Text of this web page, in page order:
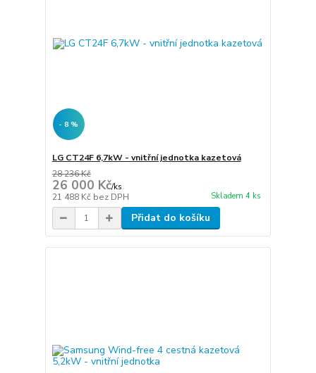
- 8 %
LG CT24F 6,7kW - vnitřní jednotka kazetová
28 236 Kč
26 000 Kč/ks
21 488 Kč bez DPH Skladem 4 ks
Přidat do košíku